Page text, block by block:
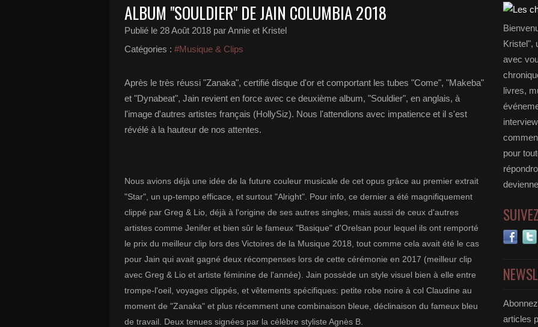
ALBUM "SOULDIER" DE JAIN COLUMBIA 2018
Publié le 28 Août 2018 par Annie et Kristel
Catégories : #Musique & Clips
Après le très réussi "Zanaka", certifié disque d'or et comportant les tubes "Come", "Makeba"
et "Dynabeat", Jain revient en force avec ce deuxième album, "Souldier", en anglais, à
l'image d'autres artistes français (HollySiz). Nous l'attendions avec impatience et il s'est
révélé à la hauteur de nos attentes.
Nous avions déjà une idée de la future couleur musicale de cet opus grâce au premier extrait
"Star", un up-tempo efficace, et surtout "Alright". Pour info, ce dernier a été magnifiquement
clippé par Greg & Lio, déjà à l'origine de ses autres singles, mais aussi de ceux d'autres
artistes comme Jenifer et bien sûr le fameux "Basique" d'Orelsan pour lequel ils ont remporté
le prix du meilleur clip lors des Victoires de la Musique 2018, tout comme cela avait été le cas
pour Jain qui avait gagné deux récompenses lors de cette cérémonie en 2017 (meilleur clip
avec Greg & Lio et artiste féminine de l'année). Jain possède un style visuel bien à elle entre
trompe-l'oeil, voyages clippés, et vêtements spécifiques: petite robe noire à col Claudine au
moment de "Zanaka" et plus récemment une combinaison bleue, déclinaison du fameux bleu
de travail. Deux tenues signées par la célèbre styliste Agnès B.
Kristel",
avec
livres,
pour
articles